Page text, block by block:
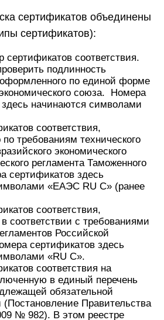
сертификатов объединены
сертификатов):
сертификатов соответствия.
подлинность
по единой форме
союза. Номера
начинаются символами
соответствия,
требованиям технического
экономического
регламента Таможенного
сертификатов здесь
«ЕАЭС RU С» (ранее
соответствия,
соответствии с требованиями
Российской
сертификатов здесь
«RU С».
соответствия на
в единый перечень
обязательной
Правительства
№ 982). В этом реестре